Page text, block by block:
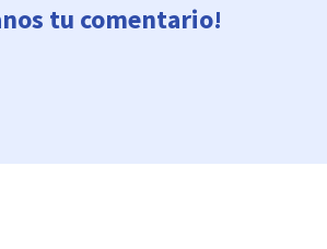
tu comentario!